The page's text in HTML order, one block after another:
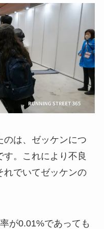
のは、ゼッケンにつ
。これにより不良
れでいてゼッケンの
が0.01%であっても